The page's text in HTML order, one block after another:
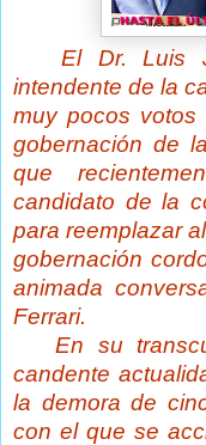
El Dr. Luis
intendente de la
muy pocos
gobernación de
que
candidato de la
para reemplazar
gobernación
animada
Ferrari.
En su
candente
la demora de
con el que se